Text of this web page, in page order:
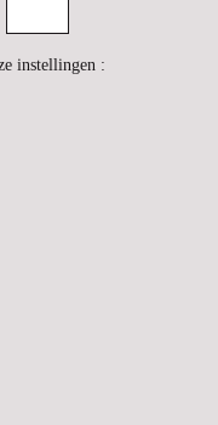
instellingen :